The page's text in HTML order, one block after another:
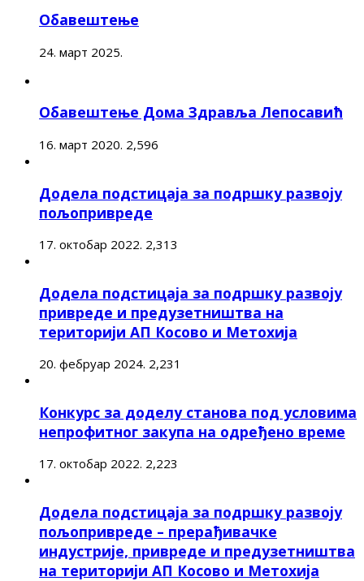
Обавештење
24. март 2025.
Обавештење Дома Здравља Лепосавић
16. март 2020. 2,596
Додела подстицаја за подршку развоју
пољопривреде
17. октобар 2022. 2,313
Додела подстицаја за подршку развоју
привреде и предузетништва на
територији АП Косово и Метохија
20. фебруар 2024. 2,231
Конкурс за доделу станова под условима
непрофитног закупа на одређено време
17. октобар 2022. 2,223
Додела подстицаја за подршку развоју
пољопривреде – прерађивачке
индустрије, привреде и предузетништва
на територији АП Косово и Метохија